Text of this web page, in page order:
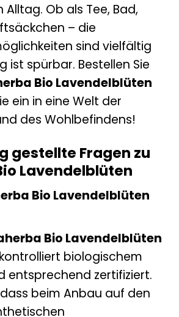
Ob als Tee, Bad,
– die
sind vielfältig
ist spürbar. Bestellen Sie
Bio Lavendelblüten
ein in eine Welt der
des Wohlbefindens!
gestellte Fragen zu
Lavendelblüten
Bio Lavendelblüten
Bio Lavendelblüten
biologischem
entsprechend zertifiziert.
beim Anbau auf den